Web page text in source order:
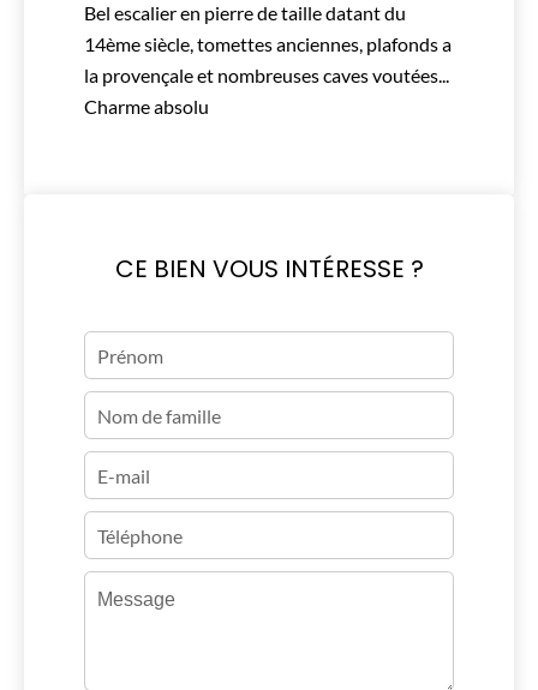
Bel escalier en pierre de taille datant du
14ème siècle, tomettes anciennes, plafonds a
la provençale et nombreuses caves voutées...
Charme absolu
CE BIEN VOUS INTÉRESSE ?